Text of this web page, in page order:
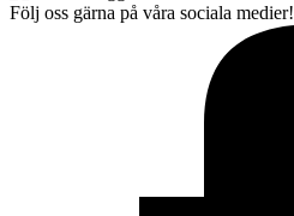
Följ oss gärna på våra sociala medier!